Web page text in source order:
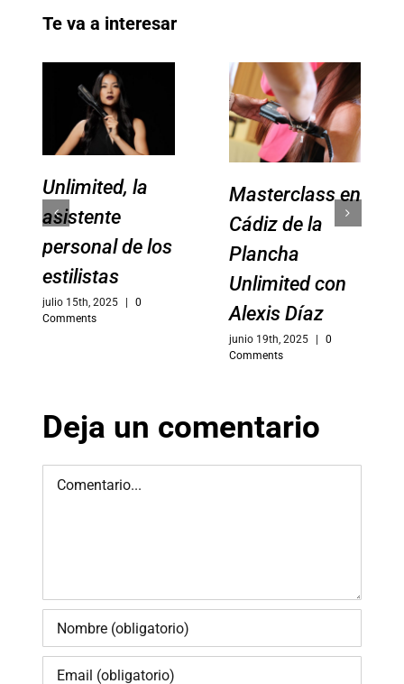
Te va a interesar
Unlimited, la
asistente
personal de los
estilistas
julio 15th, 2025 |
0
Comments
Masterclass en
Cádiz de la
Plancha
Unlimited con
Alexis Díaz
junio 19th, 2025
0
Comments
Deja un comentario
Comment